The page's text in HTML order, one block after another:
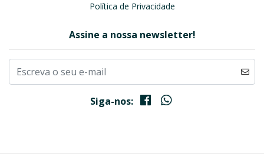
Política de Privacidade
Assine a nossa newsletter!
Siga-nos: